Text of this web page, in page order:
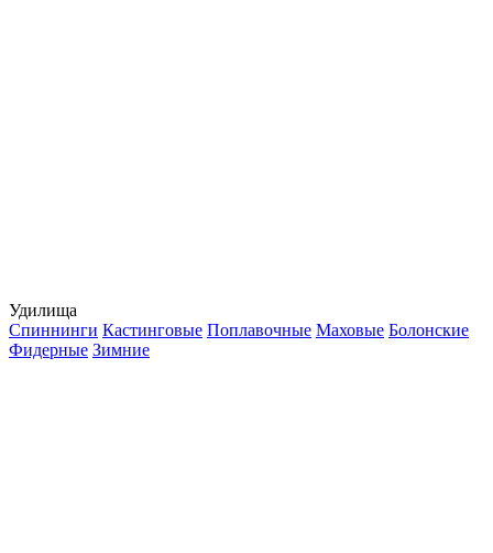
Удилища
Спиннинги Кастинговые Поплавочные Маховые Болонские
Фидерные Зимние